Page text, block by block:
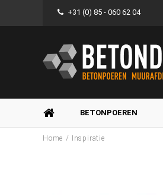
+31 (0) 85 - 060 62 04
BETONPOEREN
Home / Inspiratie